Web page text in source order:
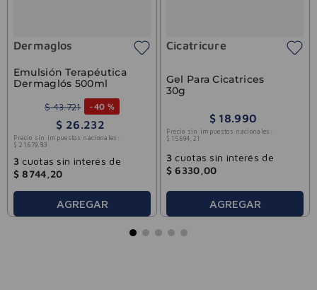
Dermaglos
Emulsión Terapéutica
Dermaglós 500ml
$ 43.721 -40 %
$ 26.232
Precio sin impuestos nacionales:
$ 21 .679, 83
3cuotas sin interés de
$ 8744 20
AGREGAR
Cicatricure
Gel Para Cicatrices
30g
$ 18.990
Precio sin impuestos nacionales:
$ 15.694, 21
3cuotas sin interés de
$ 6330 00
AGREGAR